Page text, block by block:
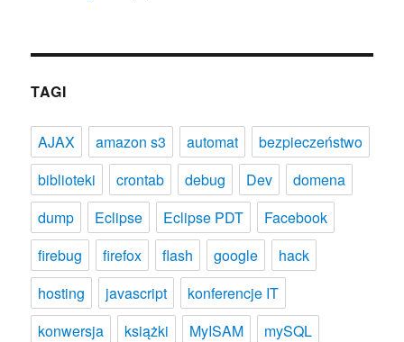
TAGI
AJAX amazon s3 automat
bezpieczeństwo
biblioteki
crontab debug Dev
domena
dump
Eclipse Eclipse PDT
Facebook
firebug
firefox flash google
hack
hosting
javascript
konferencje IT
konwersja
książki MyISAM
mySQL